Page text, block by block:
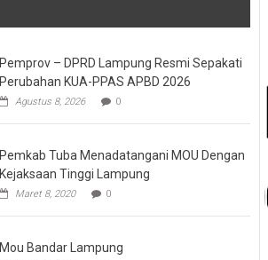
Pemprov – DPRD Lampung Resmi Sepakati
Perubahan KUA-PPAS APBD 2026
Agustus 8, 2026 0
Pemkab Tuba Menadatangani MOU Dengan
Kejaksaan Tinggi Lampung
Maret 8, 2020 0
Mou Bandar Lampung